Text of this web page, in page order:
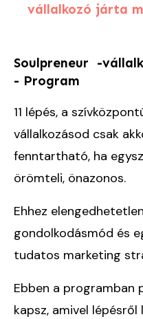
vállalkozó járta
Soulpreneur -
- Program
11 lépés, a
vállalkozásod csak
fenntartható, ha
örömteli, önazonos.
Ehhez
gondolkodásmód és
tudatos marketing
Ebben a
kapsz, amivel